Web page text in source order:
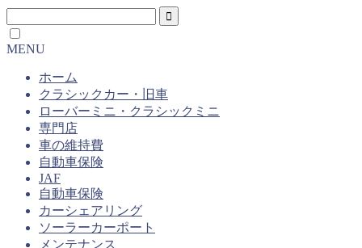
MENU
ホーム
クラシックカー・旧車
ローバーミニ・クラシックミニ
専門店
車の維持費
自動車保険
JAF
自動車保険
カーシェアリング
ソーラーカーポート
メンテナンス